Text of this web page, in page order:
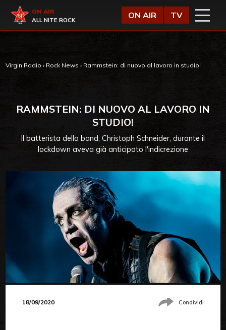
Virgin Radio
ON AIR
ALL NITE ROCK
ON AIR TV
Virgin Radio › Rock News › Rammstein: di nuovo al lavoro in studio!
RAMMSTEIN: DI NUOVO AL LAVORO IN
STUDIO!
Il batterista della band, Christoph Schneider, durante il
lockdown aveva già anticipato l'indicrezione
18/09/2020 Condividi